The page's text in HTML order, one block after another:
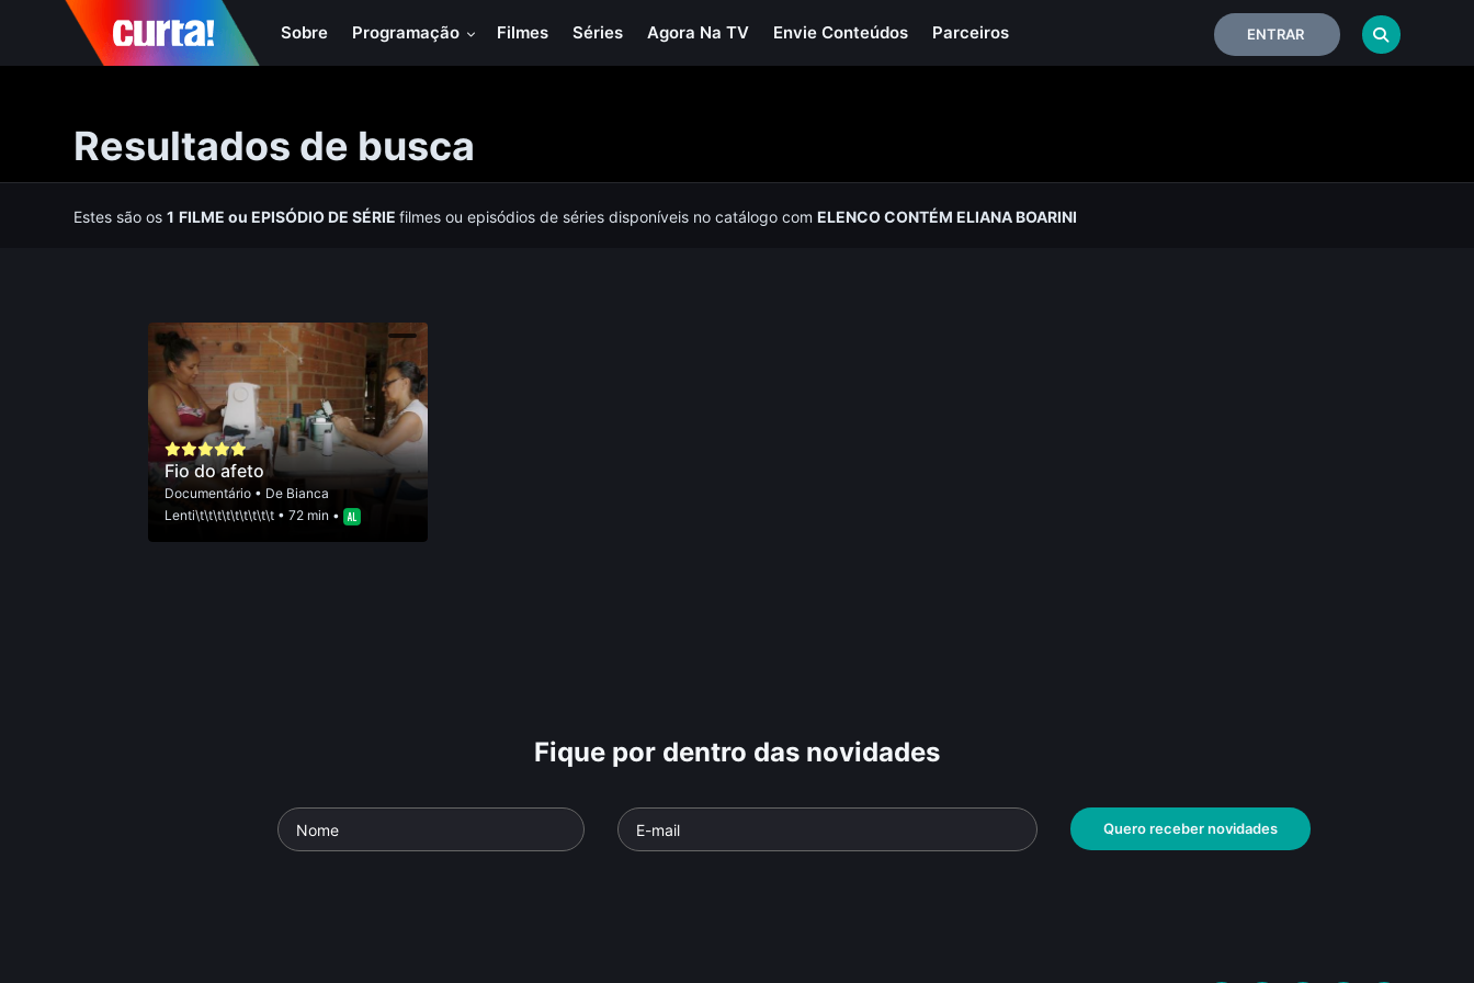
Sobre Programação Filmes Séries Agora Na TV Envie Conteúdos Parceiros ENTRAR
Resultados de busca
Estes são os1 FILMEou EPISÓDIO DE SÉRIEfilmes ou episódios de séries disponíveis no catálogo comELENCO CONTÉM ELIANA BOARINI
Fio do afeto
Documentário• De Bianca
Lenti\t\t\t\t\t\t\t\t\t• 72 min •
Fique por dentro das novidades
Quero receber novidades